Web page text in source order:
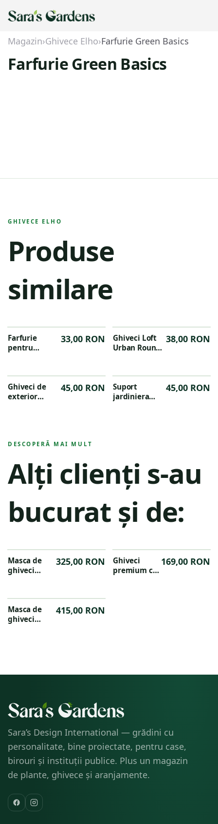
Magazin›Ghivece Elho›Farfurie Green Basics
Farfurie Green Basics
GHIVECE ELHO
Produse
similare
Farfurie
pentru
40 cm,
culoarea
negru
33,00 RON
Ghiveci Loft
Urban Round-
38,00 RON
Ghiveci de
exterior
45,00 RON
Suport
jardiniera
45,00 RON
DESCOPERĂ MAI MULT
Alți clienți s-au
bucurat și de:
Masca de
ghiveci
Groove
36x38cm
325,00 RON
Ghiveci
premium cu
169,00 RON
Masca de
ghiveci
415,00 RON
Sara’s Design International — grădini cu
personalitate, bine proiectate, pentru case,
birouri și instituții publice. Plus un magazin
de plante, ghivece și aranjamente.